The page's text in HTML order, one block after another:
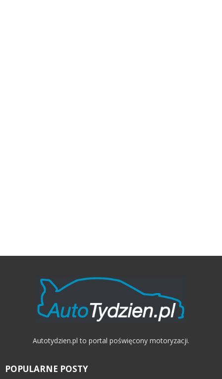
Autotydzien.pl to portal poświęcony motoryzacji.
POPULARNE POSTY